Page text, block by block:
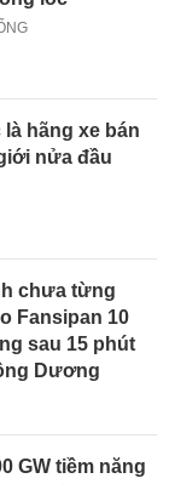
hãng xe bán
nửa đầu
chưa từng
Fansipan 10
sau 15 phút
Dương
GW tiềm năng